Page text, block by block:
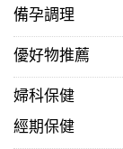
備孕調理
優好物推薦
婦科保健
經期保健